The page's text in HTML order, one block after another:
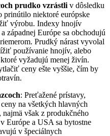
prudko vzrástli v dôsledku
prinútilo niektoré európske
výrobu. Indexy hnojív
západnej Európe sa obchodujú
Prudký nárast vyvolal
používanie hnojív, alebo
vyžadujú menej živín.
ceny ešte vyššie, čím by
: Preťažené prístavy,
na všetkých hlavných
najmä však z produkčného
Európe a USA sa bytostne
v špeciálnych